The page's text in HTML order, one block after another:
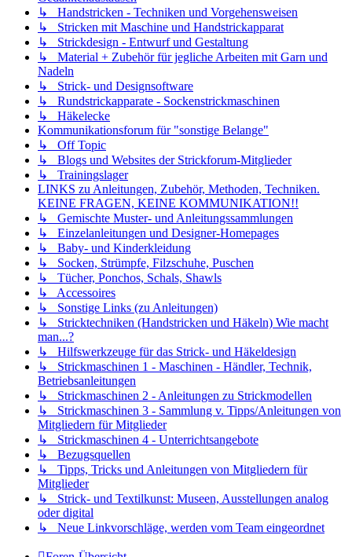
↳ Handstricken - Techniken und Vorgehensweisen
↳ Stricken mit Maschine und Handstrickapparat
↳ Strickdesign - Entwurf und Gestaltung
↳ Material + Zubehör für jegliche Arbeiten mit Garn und
Nadeln
↳ Strick- und Designsoftware
↳ Rundstrickapparate - Sockenstrickmaschinen
↳ Häkelecke
Kommunikationsforum für "sonstige Belange"
↳ Off Topic
↳ Blogs und Websites der Strickforum-Mitglieder
↳ Trainingslager
LINKS zu Anleitungen, Zubehör, Methoden, Techniken.
KEINE FRAGEN, KEINE KOMMUNIKATION!!
↳ Gemischte Muster- und Anleitungssammlungen
↳ Einzelanleitungen und Designer-Homepages
↳ Baby- und Kinderkleidung
↳ Socken, Strümpfe, Filzschuhe, Puschen
↳ Tücher, Ponchos, Schals, Shawls
↳ Accessoires
↳ Sonstige Links (zu Anleitungen)
↳ Stricktechniken (Handstricken und Häkeln) Wie macht
man...?
↳ Hilfswerkzeuge für das Strick- und Häkeldesign
↳ Strickmaschinen 1 - Maschinen - Händler, Technik,
Betriebsanleitungen
↳ Strickmaschinen 2 - Anleitungen zu Strickmodellen
↳ Strickmaschinen 3 - Sammlung v. Tipps/Anleitungen von
Mitgliedern für Mitglieder
↳ Strickmaschinen 4 - Unterrichtsangebote
↳ Bezugsquellen
↳ Tipps, Tricks und Anleitungen von Mitgliedern für
Mitglieder
↳ Strick- und Textilkunst: Museen, Ausstellungen analog
oder digital
↳ Neue Linkvorschläge, werden vom Team eingeordnet